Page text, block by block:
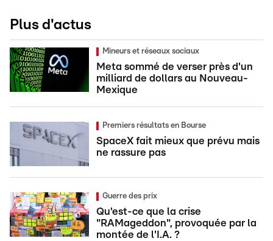
Plus d'actus
Mineurs et réseaux sociaux
Meta sommé de verser près d'un
milliard de dollars au Nouveau-
Mexique
Premiers résultats en Bourse
SpaceX fait mieux que prévu mais
ne rassure pas
Guerre des prix
Qu'est-ce que la crise
"RAMageddon", provoquée par la
montée de l'I.A. ?